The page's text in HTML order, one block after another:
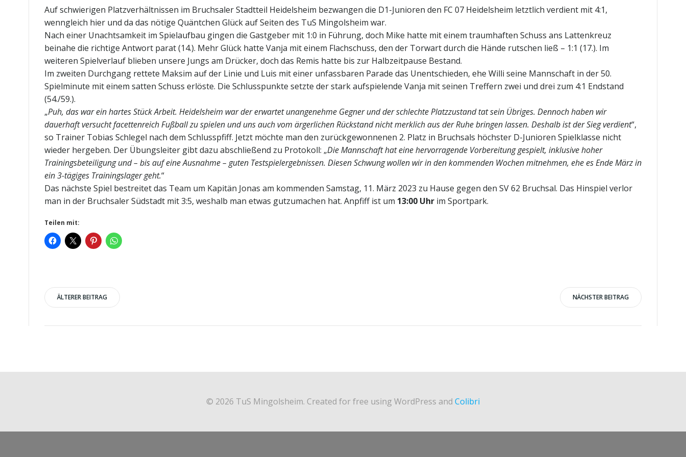
Auf schwierigen Platzverhältnissen im Bruchsaler Stadtteil Heidelsheim bezwangen die D1-Junioren den FC 07 Heidelsheim letztlich verdient mit 4:1,
wenngleich hier und da das nötige Quäntchen Glück auf Seiten des TuS Mingolsheim war.
Nach einer Unachtsamkeit im Spielaufbau gingen die Gastgeber mit 1:0 in Führung, doch Mike hatte mit einem traumhaften Schuss ans Lattenkreuz
beinahe die richtige Antwort parat (14.). Mehr Glück hatte Vanja mit einem Flachschuss, den der Torwart durch die Hände rutschen ließ – 1:1 (17.). Im
weiteren Spielverlauf blieben unsere Jungs am Drücker, doch das Remis hatte bis zur Halbzeitpause Bestand.
Im zweiten Durchgang rettete Maksim auf der Linie und Luis mit einer unfassbaren Parade das Unentschieden, ehe Willi seine Mannschaft in der 50.
Spielminute mit einem satten Schuss erlöste. Die Schlusspunkte setzte der stark aufspielende Vanja mit seinen Treffern zwei und drei zum 4:1 Endstand
(54./59.).
„Puh, das war ein hartes Stück Arbeit. Heidelsheim war der erwartet unangenehme Gegner und der schlechte Platzzustand tat sein Übriges. Dennoch haben wir
dauerhaft versucht facettenreich Fußball zu spielen und uns auch vom ärgerlichen Rückstand nicht merklich aus der Ruhe bringen lassen. Deshalb ist der Sieg verdient“,
so Trainer Tobias Schlegel nach dem Schlusspfiff. Jetzt möchte man den zurückgewonnenen 2. Platz in Bruchsals höchster D-Junioren Spielklasse nicht
wieder hergeben. Der Übungsleiter gibt dazu abschließend zu Protokoll: „Die Mannschaft hat eine hervorragende Vorbereitung gespielt, inklusive hoher
Trainingsbeteiligung und – bis auf eine Ausnahme – guten Testspielergebnissen. Diesen Schwung wollen wir in den kommenden Wochen mitnehmen, ehe es Ende März in
ein 3-tägiges Trainingslager geht.“
Das nächste Spiel bestreitet das Team um Kapitän Jonas am kommenden Samstag, 11. März 2023 zu Hause gegen den SV 62 Bruchsal. Das Hinspiel verlor
man in der Bruchsaler Südstadt mit 3:5, weshalb man etwas gutzumachen hat. Anpfiff ist um 13:00 Uhr im Sportpark.
Teilen mit:
Post
navigation
ÄLTERER BEITRAG
navigation
NÄCHSTER BEITRAG
© 2026 TuS Mingolsheim. Created for free using WordPress and Colibri